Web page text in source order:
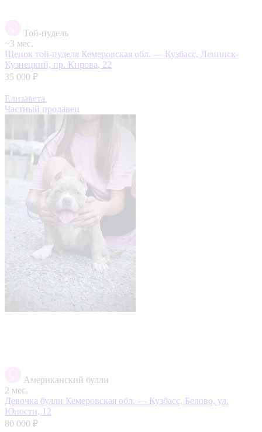
Той-пудель
~3 мес.
Щенок той-пуделя Кемеровская обл. — Кузбасс, Ленинск-
Кузнецкий, пр. Кирова, 22
35 000 ₽
Елизавета
Частный продавец
Американский булли
2 мес.
Девочка булли Кемеровская обл. — Кузбасс, Белово, ул.
Юности, 12
80 000 ₽